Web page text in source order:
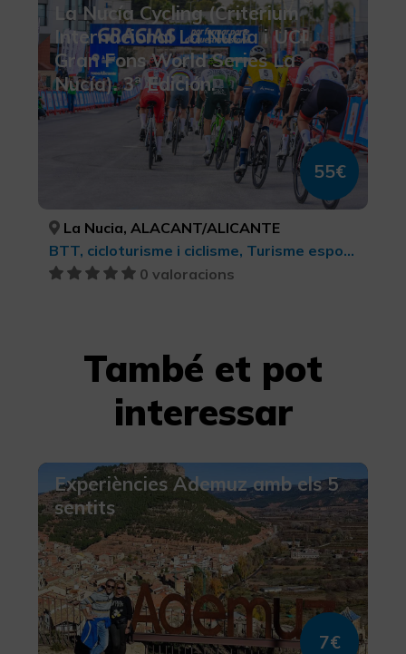
La Nucía Cycling (Criterium
Internacional La Nucía i UCI
Gran Fons World Series La
Nucía). 3ª Edición.
55€
La Nucia, ALACANT/ALICANTE
BTT, cicloturisme i ciclisme, Turisme esportiu
0 valoracions
També et pot
interessar
Experiències Ademuz amb els 5
sentits
7€